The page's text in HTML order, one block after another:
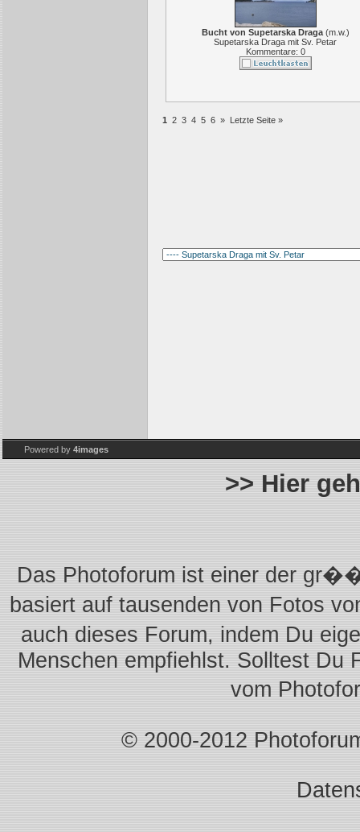
Bucht von Supetarska Draga(m.w.)
Supetarska Draga mit Sv. Petar
Kommentare: 0
1 2 3 4 5 6 » Letzte Seite »
Powered by 4images
>> Hier
Das Photoforum ist einer der
basiert auf tausenden von Fotos
auch dieses Forum, indem Du
Menschen empfiehlst. Solltest Du
vom
© 2000-2012